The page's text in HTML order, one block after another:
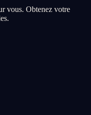
vous. Obtenez votre